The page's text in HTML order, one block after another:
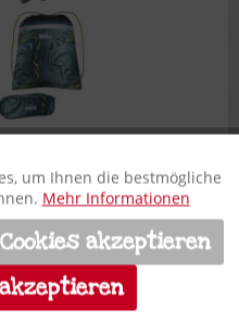
Aktiv
Inaktiv
Inaktiv
um Ihnen die bestmögliche
Mehr Informationen
Cookies akzeptieren